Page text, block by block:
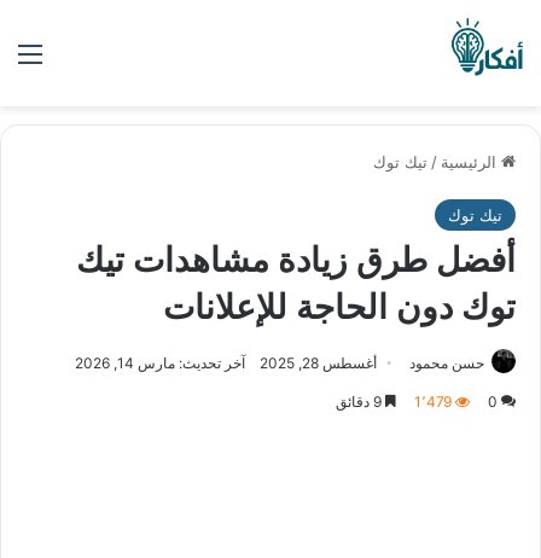
الرئيسية / تيك توك
تيك توك
أفضل طرق زيادة مشاهدات تيك
توك دون الحاجة للإعلانات
حسن محمود أغسطس 28, 2025 آخر تحديث: مارس 14, 2026
0 1٬479